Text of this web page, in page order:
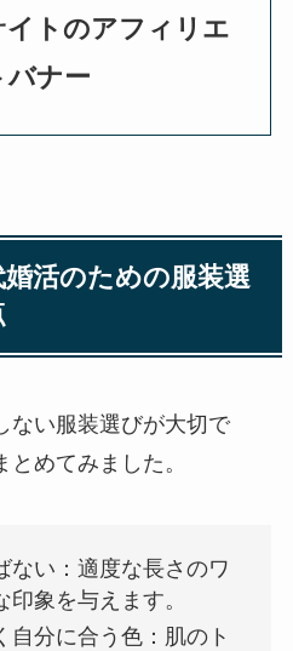
トのアフィリエ
バナー
活のための服装選
ない服装選びが大切で
めてみました。
ない：適度な長さのワ
象を与えます。
自分に合う色：肌のト